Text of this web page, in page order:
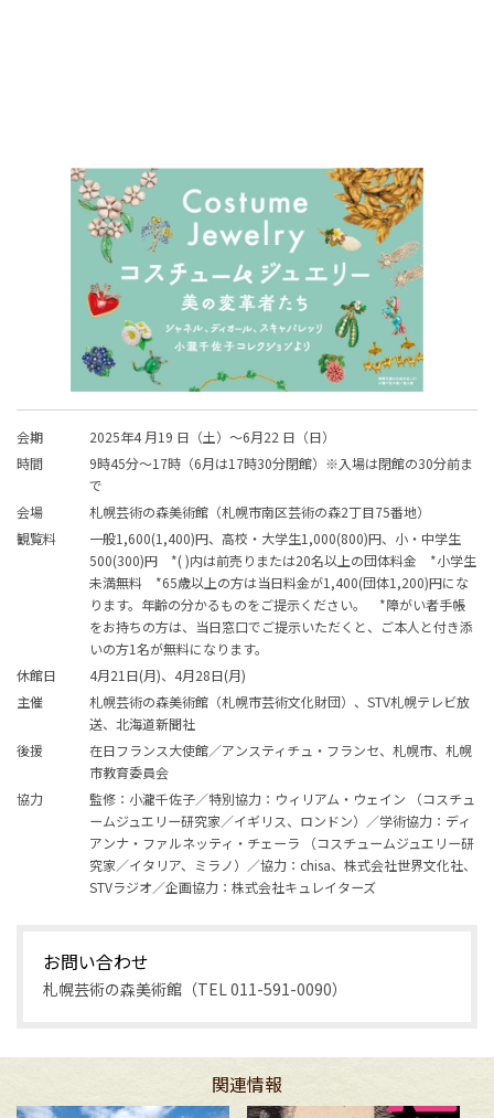
会期
2025年4 月19 日（土）～6月22 日（日）
時間
9時45分～17時（6月は17時30分閉館）※入場は閉館の30分前ま
で
会場
札幌芸術の森美術館（札幌市南区芸術の森2丁目75番地）
観覧料
一般1,600(1,400)円、高校・大学生1,000(800)円、小・中学生
500(300)円 *( )内は前売りまたは20名以上の団体料金 *小学生
未満無料 *65歳以上の方は当日料金が1,400(団体1,200)円にな
ります。年齢の分かるものをご提示ください。 *障がい者手帳
をお持ちの方は、当日窓口でご提示いただくと、ご本人と付き添
いの方1名が無料になります。
休館日
4月21日(月)、4月28日(月)
主催
札幌芸術の森美術館（札幌市芸術文化財団）、STV札幌テレビ放
送、北海道新聞社
後援
在日フランス大使館／アンスティチュ・フランセ、札幌市、札幌
市教育委員会
協力
監修：小瀧千佐子／特別協力：ウィリアム・ウェイン （コスチュ
ームジュエリー研究家／イギリス、ロンドン）／学術協力：ディ
アンナ・ファルネッティ・チェーラ （コスチュームジュエリー研
究家／イタリア、ミラノ）／協力：chisa、株式会社世界文化社、
STVラジオ／企画協力：株式会社キュレイターズ
お問い合わせ
札幌芸術の森美術館（TEL 011-591-0090）
関連情報